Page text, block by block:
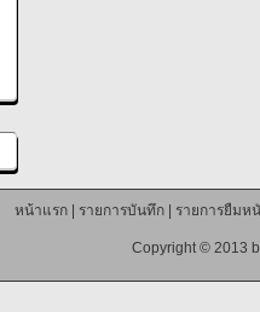
หน้าแรก| รายการบันทึก| รายการยืมห
Copyright © 2013